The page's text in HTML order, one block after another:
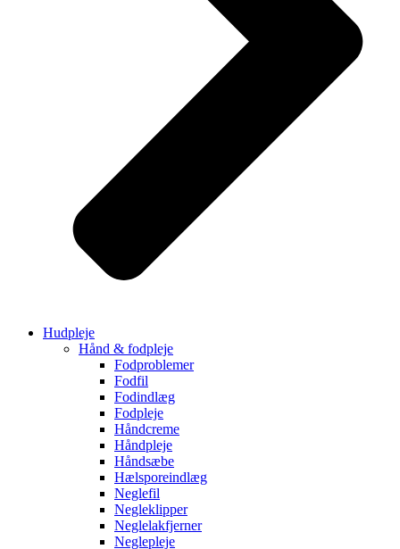
Hudpleje
Hånd & fodpleje
Fodproblemer
Fodfil
Fodindlæg
Fodpleje
Håndcreme
Håndpleje
Håndsæbe
Hælsporeindlæg
Neglefil
Negleklipper
Neglelakfjerner
Neglepleje